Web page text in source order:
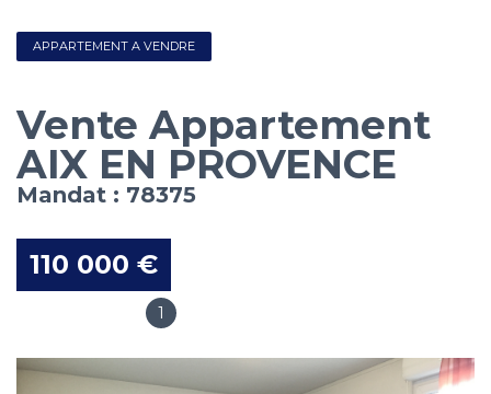
APPARTEMENT A VENDRE
Vente Appartement
AIX EN PROVENCE
Mandat : 78375
110 000 €
1